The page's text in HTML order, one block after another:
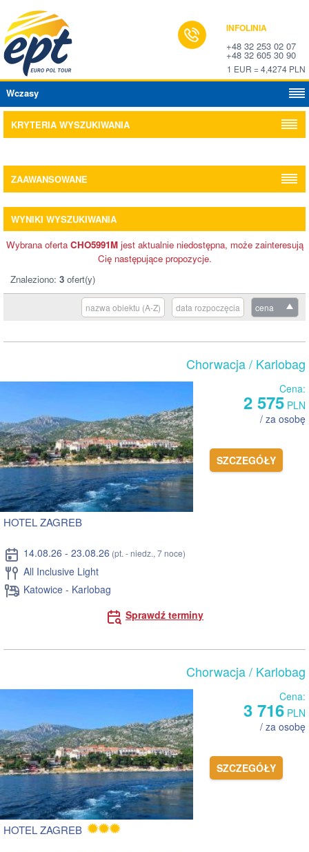
INFOLINIA
+48 32 253 02 07
+48 32 605 30 90
1 EUR = 4,4274 PLN
Wczasy
KRYTERIA WYSZUKIWANIA
ZAAWANSOWANE
WYNIKI WYSZUKIWANIA
Wybrana oferta CHO5991Mjest aktualnie niedostępna, może zainteresują
Cię następujące propozycje.
Znaleziono: 3 ofert(y)
cena
data rozpoczęcia
nazwa obiektu (A-Z)
Chorwacja/ Karlobag
Cena:
2 575 PLN
/ za osobę
SZCZEGÓŁY
HOTEL ZAGREB
14.08.26 - 23.08.26 (pt. - niedz., 7 noce)
All Inclusive Light
Katowice - Karlobag
Sprawdź terminy
Chorwacja/ Karlobag
Cena:
3 716 PLN
/ za osobę
SZCZEGÓŁY
HOTEL ZAGREB